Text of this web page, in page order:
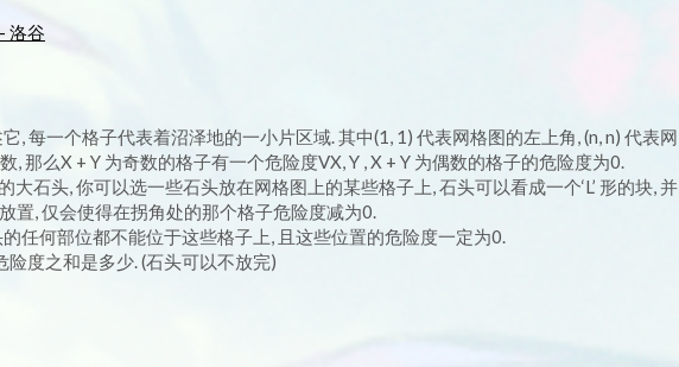
洛谷
, 每一个格子代表着沼泽地的一小片区域. 其中(1, 1) 代表网格图的左上角, (n, n) 代表网
, 那么X + Y 为奇数的格子有一个危险度VX, Y , X + Y 为偶数的格子的危险度为0.
大石头, 你可以选一些石头放在网格图上的某些格子上, 石头可以看成一个‘L’ 形的块, 并
置, 仅会使得在拐角处的那个格子危险度减为0.
的任何部位都不能位于这些格子上, 且这些位置的危险度一定为0.
度之和是多少. (石头可以不放完)